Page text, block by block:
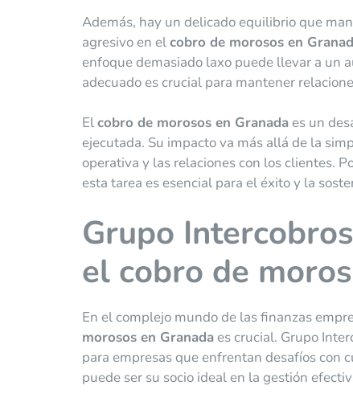
Además, hay un delicado equilibrio que
agresivo en elcobro de morosos en
enfoque demasiado laxo puede llevar a un
adecuado es crucial para mantener
Elcobro de morosos en Granada es un
ejecutada. Su impacto va más allá de la
operativa y las relaciones con los clientes.
esta tarea es esencial para el éxito y la
Grupo
el cobro de
En el complejo mundo de las finanzas
morosos en Granada es crucial. Grupo
para empresas que enfrentan desafíos con
puede ser su socio ideal en la gestión